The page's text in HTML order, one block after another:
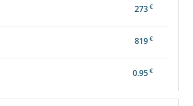
273€
819€
0.95€